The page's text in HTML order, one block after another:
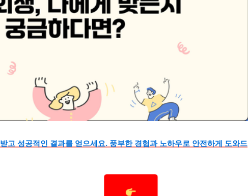
고 성공적인 결과를 얻으세요. 풍부한 경험과 노하우로 안전하게 도와드